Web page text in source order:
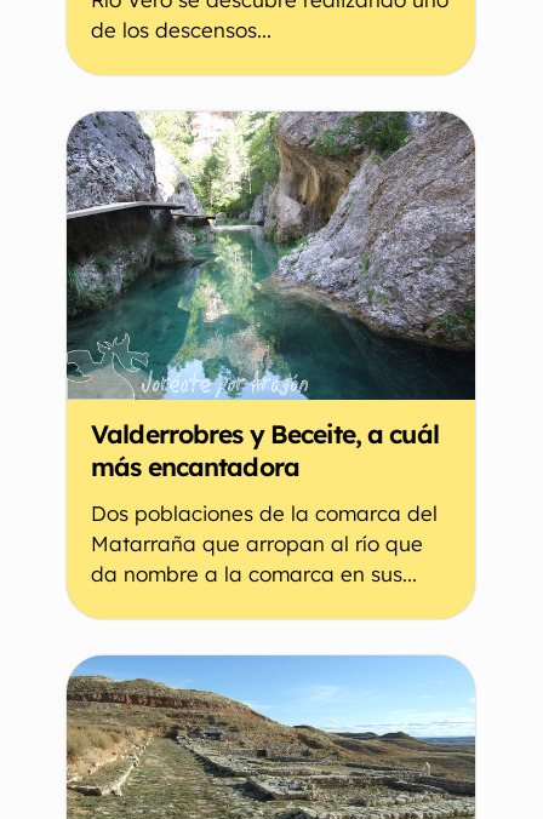
de los descensos...
Valderrobres y Beceite, a cuál
más encantadora
Dos poblaciones de la comarca del
Matarraña que arropan al río que
da nombre a la comarca en sus...